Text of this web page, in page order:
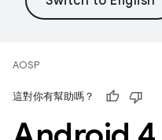
AOSP
這對你有幫助嗎？